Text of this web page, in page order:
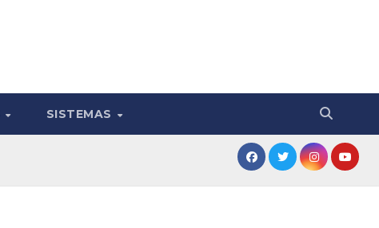
SISTEMAS